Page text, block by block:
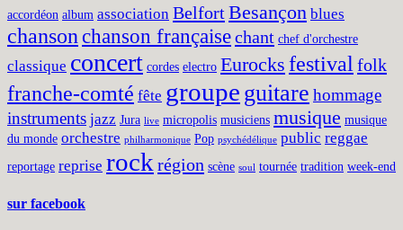
accordéon album association Belfort Besançon blues
chanson chanson françaisechant chef d'orchestre
classique concert cordes electro Eurocks festival folk
franche-comté fête groupe guitare hommage
instruments jazz Jura live micropolis musiciens musique musique
du monde orchestre philharmonique Pop psychédélique public reggae
reportage reprise rock région scène soul tournée tradition week-end
sur facebook